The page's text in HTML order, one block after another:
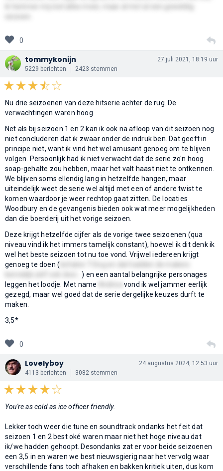
0
tommykonijn
5229 berichten 2423 stemmen
27 juli 2021, 18:19 uur
Nu drie seizoenen van deze hitserie achter de rug. De
verwachtingen waren hoog.
Net als bij seizoen 1 en 2 kan ik ook na afloop van dit seizoen nog
niet concluderen dat ik zwaar onder de indruk ben. Dat geeft in
principe niet, want ik vind het wel amusant genoeg om te blijven
volgen. Persoonlijk had ik niet verwacht dat de serie zo'n hoog
soap-gehalte zou hebben, maar het valt haast niet te ontkennen.
We blijven soms ellendig lang in hetzelfde hangen, maar
uiteindelijk weet de serie wel altijd met een of andere twist te
komen waardoor je weer rechtop gaat zitten. De locaties
Woodbury en de gevangenis bieden ook wat meer mogelijkheden
dan die boerderij uit het vorige seizoen.
Deze krijgt hetzelfde cijfer als de vorige twee seizoenen (qua
niveau vind ik het immers tamelijk constant), hoewel ik dit denk ik
wel het beste seizoen tot nu toe vond. Vrijwel iedereen krijgt
genoeg te doen (
kennelijk zelf ook door...) en een aantal belangrijke personages
leggen het loodje. Met name
vond ik wel jammer eerlijk
gezegd, maar wel goed dat de serie dergelijke keuzes durft te
maken.
3,5*
0
Lovelyboy
4113 berichten 3082 stemmen
24 augustus 2024, 12:53 uur
You're as cold as ice officer friendly.
Lekker toch weer die tune en soundtrack ondanks het feit dat
seizoen 1 en 2 best oké waren maar niet het hoge niveau dat
ik/we hadden gehoopt. Desondanks zat er voor beide seizoenen
een 3,5 in en waren we best nieuwsgierig naar het vervolg waar
verschillende fans toch afhaken en bakken kritiek uiten, dus kom